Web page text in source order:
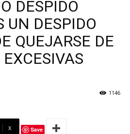
DESPIDO
UN DESPIDO
QUEJARSE DE
1146
X Save